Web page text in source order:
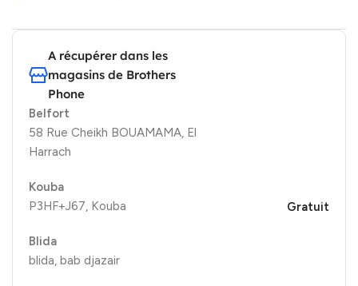
A récupérer dans les
magasins de Brothers
Phone
Belfort
58 Rue Cheikh BOUAMAMA, El
Harrach
Kouba
P3HF+J67, Kouba
Blida
blida, bab djazair
Gratuit